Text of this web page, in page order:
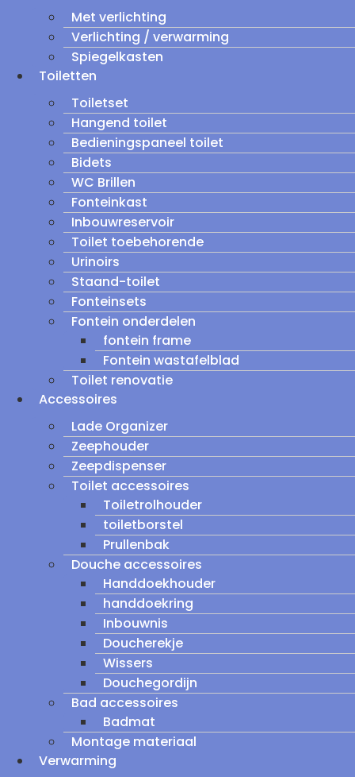
Met verlichting
Verlichting / verwarming
Spiegelkasten
Toiletten
Toiletset
Hangend toilet
Bedieningspaneel toilet
Bidets
WC Brillen
Fonteinkast
Inbouwreservoir
Toilet toebehorende
Urinoirs
Staand-toilet
Fonteinsets
Fontein onderdelen
fontein frame
Fontein wastafelblad
Toilet renovatie
Accessoires
Lade Organizer
Zeephouder
Zeepdispenser
Toilet accessoires
Toiletrolhouder
toiletborstel
Prullenbak
Douche accessoires
Handdoekhouder
handdoekring
Inbouwnis
Doucherekje
Wissers
Douchegordijn
Bad accessoires
Badmat
Montage materiaal
Verwarming